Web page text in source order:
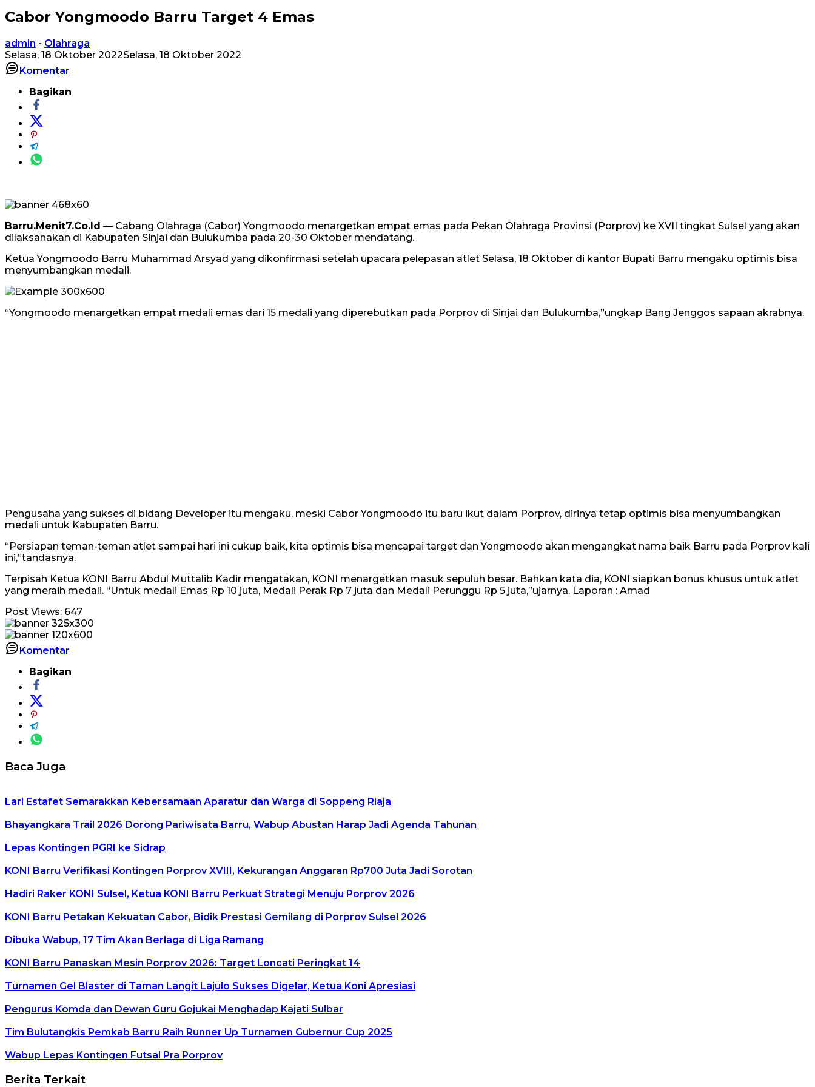
Cabor Yongmoodo Barru Target 4 Emas
admin - Olahraga
Selasa, 18 Oktober 2022Selasa, 18 Oktober 2022
Komentar
Bagikan
Barru.Menit7.Co.Id — Cabang Olahraga (Cabor) Yongmoodo menargetkan empat emas pada Pekan Olahraga Provinsi (Porprov) ke XVII tingkat Sulsel yang akan
dilaksanakan di Kabupaten Sinjai dan Bulukumba pada 20-30 Oktober mendatang.
Ketua Yongmoodo Barru Muhammad Arsyad yang dikonfirmasi setelah upacara pelepasan atlet Selasa, 18 Oktober di kantor Bupati Barru mengaku optimis bisa
menyumbangkan medali.
“Yongmoodo menargetkan empat medali emas dari 15 medali yang diperebutkan pada Porprov di Sinjai dan Bulukumba,”ungkap Bang Jenggos sapaan akrabnya.
Pengusaha yang sukses di bidang Developer itu mengaku, meski Cabor Yongmoodo itu baru ikut dalam Porprov, dirinya tetap optimis bisa menyumbangkan
medali untuk Kabupaten Barru.
“Persiapan teman-teman atlet sampai hari ini cukup baik, kita optimis bisa mencapai target dan Yongmoodo akan mengangkat nama baik Barru pada Porprov kali
ini,”tandasnya.
Terpisah Ketua KONI Barru Abdul Muttalib Kadir mengatakan, KONI menargetkan masuk sepuluh besar. Bahkan kata dia, KONI siapkan bonus khusus untuk atlet
yang meraih medali. “Untuk medali Emas Rp 10 juta, Medali Perak Rp 7 juta dan Medali Perunggu Rp 5 juta,”ujarnya. Laporan : Amad
Post Views: 647
Komentar
Bagikan
Baca Juga
Lari Estafet Semarakkan Kebersamaan Aparatur dan Warga di Soppeng Riaja
Bhayangkara Trail 2026 Dorong Pariwisata Barru, Wabup Abustan Harap Jadi Agenda Tahunan
Lepas Kontingen PGRI ke Sidrap
KONI Barru Verifikasi Kontingen Porprov XVIII, Kekurangan Anggaran Rp700 Juta Jadi Sorotan
Hadiri Raker KONI Sulsel, Ketua KONI Barru Perkuat Strategi Menuju Porprov 2026
KONI Barru Petakan Kekuatan Cabor, Bidik Prestasi Gemilang di Porprov Sulsel 2026
Dibuka Wabup, 17 Tim Akan Berlaga di Liga Ramang
KONI Barru Panaskan Mesin Porprov 2026: Target Loncati Peringkat 14
Turnamen Gel Blaster di Taman Langit Lajulo Sukses Digelar, Ketua Koni Apresiasi
Pengurus Komda dan Dewan Guru Gojukai Menghadap Kajati Sulbar
Tim Bulutangkis Pemkab Barru Raih Runner Up Turnamen Gubernur Cup 2025
Wabup Lepas Kontingen Futsal Pra Porprov
Berita Terkait